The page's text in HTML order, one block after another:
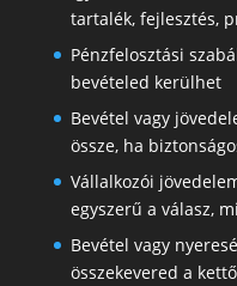
tartalék, fejlesztés,
Pénzfelosztási
bevételed kerülhet
Bevétel vagy
össze, ha
Vállalkozói
egyszerű a válasz,
Bevétel vagy
összekevered a